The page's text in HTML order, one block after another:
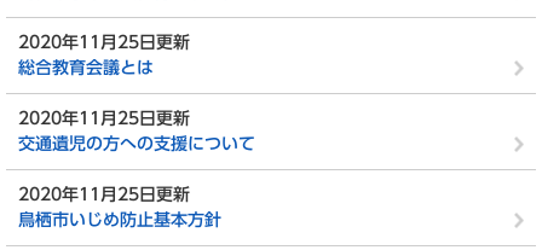
2020年11月25日更新
総合教育会議とは
2020年11月25日更新
交通遺児の方への支援について
2020年11月25日更新
鳥栖市いじめ防止基本方針